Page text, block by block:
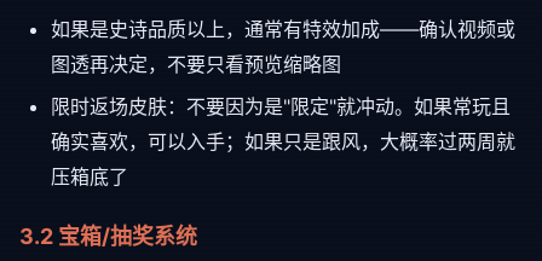
如果是史诗品质以上，通常有特效加成——确认视频或
图透再决定，不要只看预览缩略图
限时返场皮肤：不要因为是"限定"就冲动。如果常玩且
确实喜欢，可以入手；如果只是跟风，大概率过两周就
压箱底了
3.2 宝箱/抽奖系统